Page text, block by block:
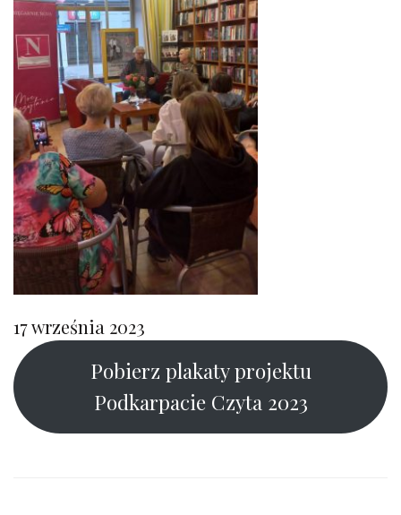
17 września 2023
Pobierz plakaty projektu
Podkarpacie Czyta 2023